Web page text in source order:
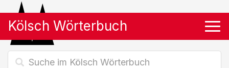
Kölsch Wörterbuch